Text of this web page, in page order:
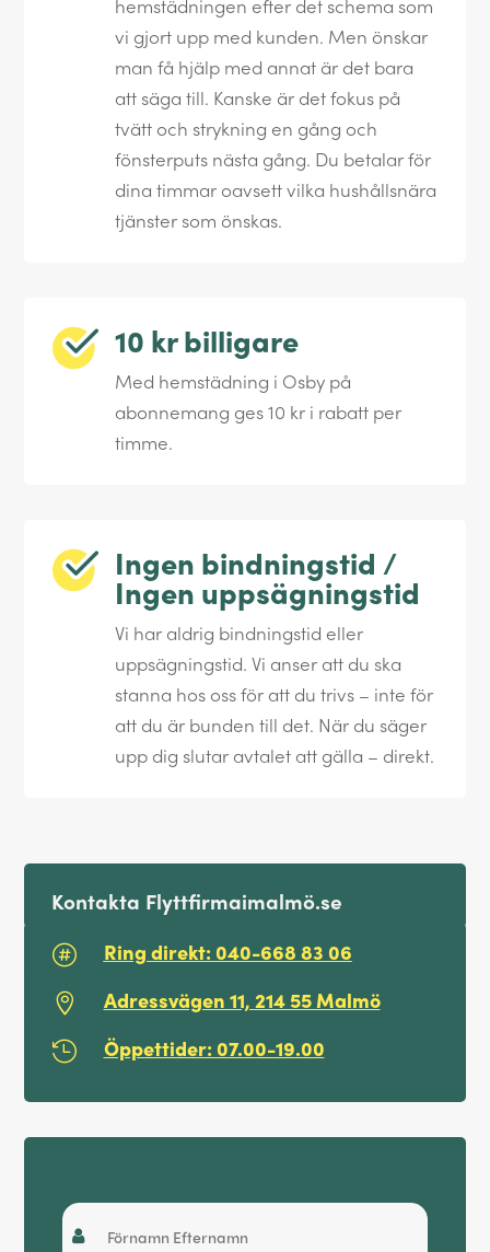
hemstädningen efter det schema som
vi gjort upp med kunden. Men önskar
man få hjälp med annat är det bara
att säga till. Kanske är det fokus på
tvätt och strykning en gång och
fönsterputs nästa gång. Du betalar för
dina timmar oavsett vilka hushållsnära
tjänster som önskas.
10 kr billigare
Med hemstädning i Osby på
abonnemang ges 10 kr i rabatt per
timme.
Ingen bindningstid /
Ingen uppsägningstid
Vi har aldrig bindningstid eller
uppsägningstid. Vi anser att du ska
stanna hos oss för att du trivs – inte för
att du är bunden till det. När du säger
upp dig slutar avtalet att gälla – direkt.
Kontakta Flyttfirmaimalmö.se
 Ring direkt: 040-668 83 06
 Adressvägen 11, 214 55 Malmö
 Öppettider: 07.00-19.00